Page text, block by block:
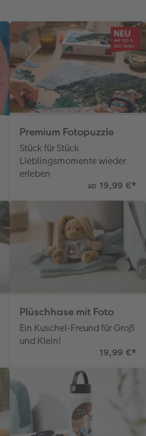
Premium Fotopuzzle
Stück für Stück
Lieblingsmomente wieder
erleben
ab 19,99 €*
Plüschhase mit Foto
Ein Kuschel-Freund für Groß
und Klein!
19,99 €*